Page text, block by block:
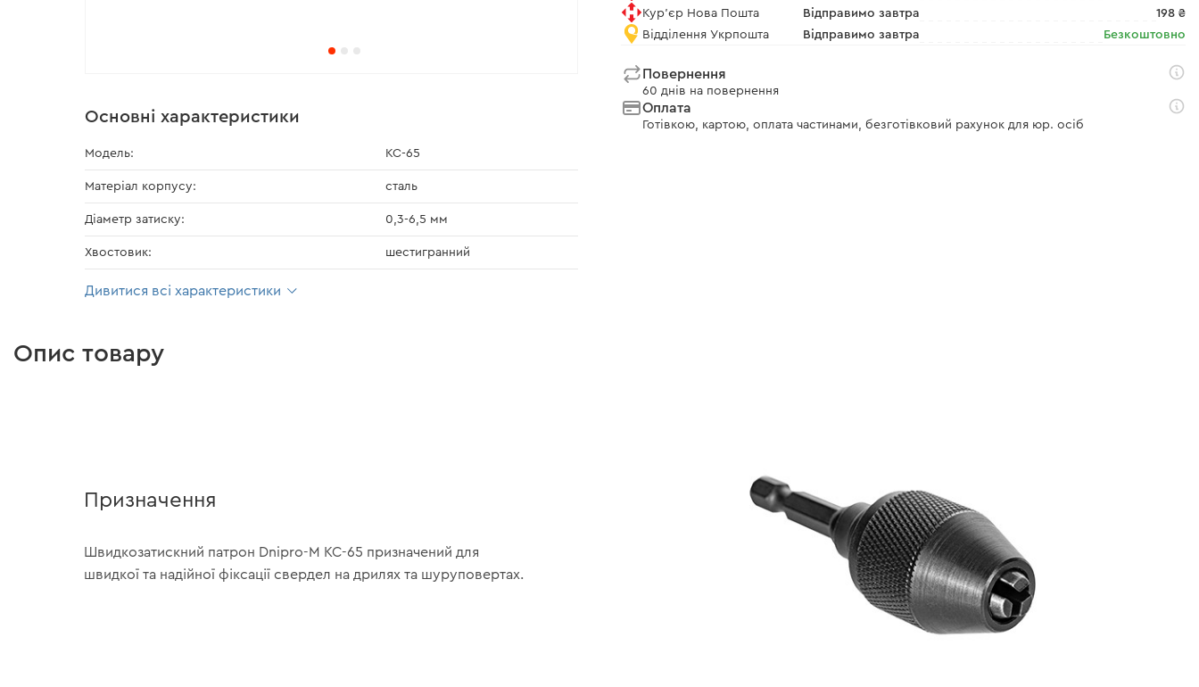
Кур'єр Нова Пошта
Відправимо завтра
198 ₴
Відділення Укрпошта
Відправимо завтра Безкоштовно
Повернення
60 днів на повернення
Оплата
Готівкою, картою, оплата частинами, безготівковий рахунок для юр. осіб
Основні характеристики
Модель: KC-65
Матеріал корпусу: сталь
Діаметр затиску: 0,3-6,5 мм
Хвостовик: шестигранний
Дивитися всі характеристики
Опис товару
Призначення
Швидкозатискний патрон Dnipro-M KC-65 призначений для
швидкої та надійної фіксації свердел на дрилях та шуруповертах.